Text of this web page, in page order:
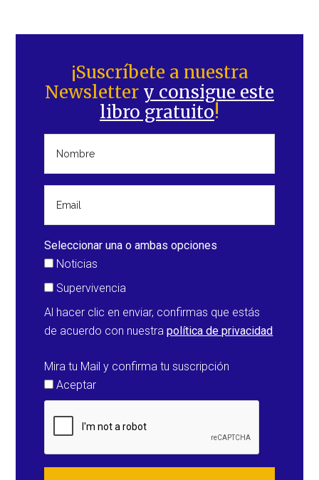
gira
rápido
de
ha
en
50
lateral
principal
¡Suscríbete a nuestra
Newsletter y consigue este
libro gratuito!
Seleccionar una o ambas opciones
Noticias
Supervivencia
Al hacer clic en enviar, confirmas que estás
de acuerdo con nuestrapolítica de privacidad
Mira tu Mail y confirma tu suscripción
Aceptar